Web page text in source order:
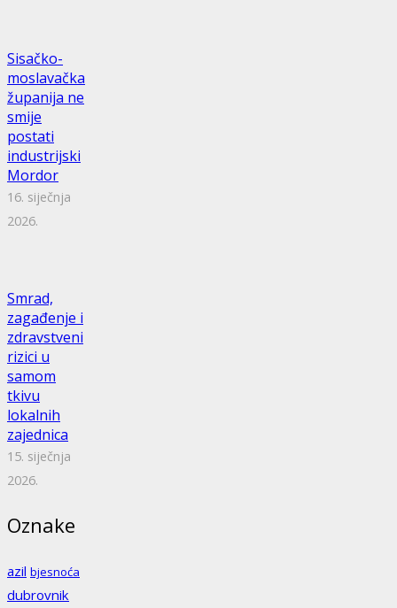
Sisačko-
moslavačka
županija ne
smije
postati
industrijski
Mordor
16. siječnja
2026.
Smrad,
zagađenje i
zdravstveni
rizici u
samom
tkivu
lokalnih
zajednica
15. siječnja
2026.
Oznake
azil bjesnoća
dubrovnik